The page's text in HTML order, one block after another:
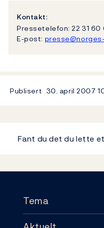
Kontakt:
Pressetelefon: 22 31 60
E-post:
Publisert 30. april 2007
Fant du det du lette
Tema